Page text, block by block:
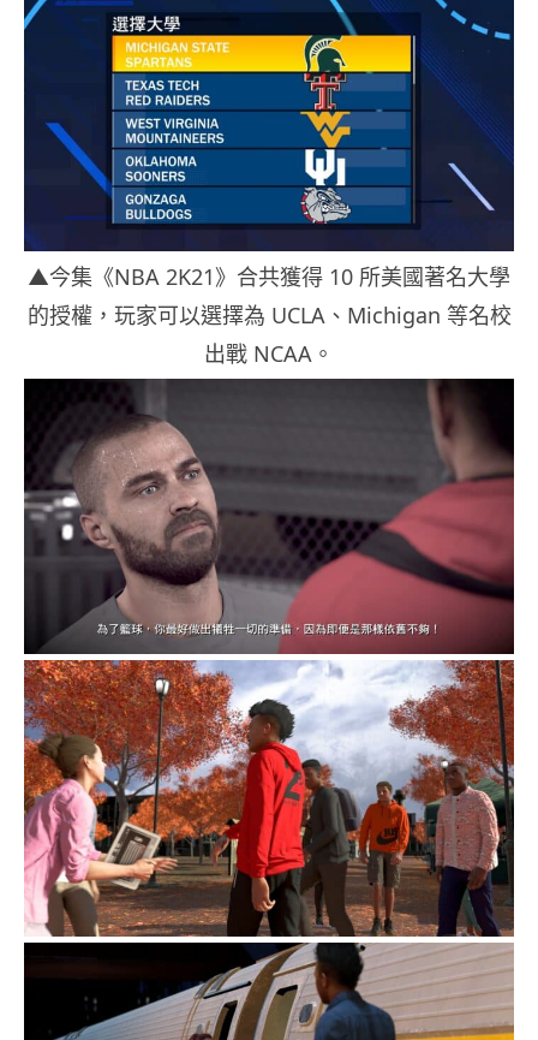
▲今集《NBA 2K21》合共獲得 10 所美國著名大學
的授權，玩家可以選擇為 UCLA、Michigan 等名校
出戰 NCAA。